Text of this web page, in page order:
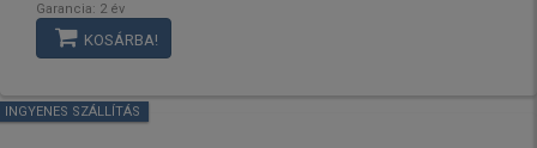
Garancia: 2 év
KOSÁRBA!
INGYENES SZÁLLÍTÁS